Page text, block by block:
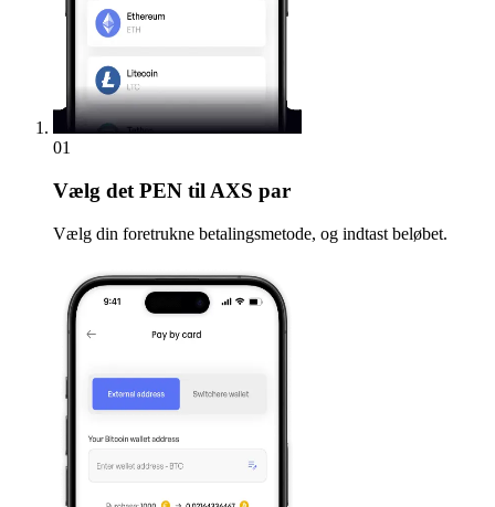
01
Vælg det PEN til AXS par
Vælg din foretrukne betalingsmetode, og indtast beløbet.